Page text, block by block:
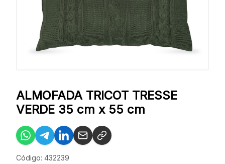
ALMOFADA TRICOT TRESSE
VERDE 35 cm x 55 cm
Código: 432239